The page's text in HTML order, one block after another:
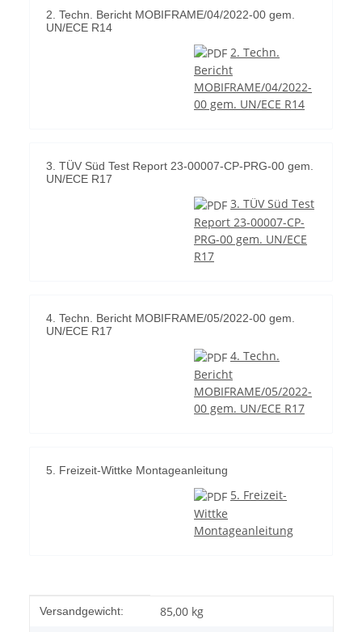
2. Techn. Bericht MOBIFRAME/04/2022-00 gem.
UN/ECE R14
2. Techn.
Bericht
MOBIFRAME/04/2022-
00 gem. UN/ECE R14
3. TÜV Süd Test Report 23-00007-CP-PRG-00 gem.
UN/ECE R17
3. TÜV Süd Test
Report 23-00007-CP-
PRG-00 gem. UN/ECE
R17
4. Techn. Bericht MOBIFRAME/05/2022-00 gem.
UN/ECE R17
4. Techn.
Bericht
MOBIFRAME/05/2022-
00 gem. UN/ECE R17
5. Freizeit-Wittke Montageanleitung
5. Freizeit-
Wittke
Montageanleitung
Produkteigenschaft
Wert
Versandgewicht: 85,00 kg